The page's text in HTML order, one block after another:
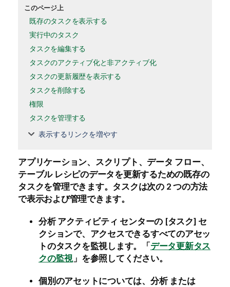
このページ上
既存のタスクを表示する
実行中のタスク
タスクを編集する
タスクのアクティブ化と非アクティブ化
タスクの更新履歴を表示する
タスクを削除する
権限
タスクを管理する
表示するリンクを増やす
アプリケーション、スクリプト、データ フロー、
テーブル レシピのデータを更新するための既存の
タスクを管理できます。タスクは次の 2 つの方法
で表示および管理できます。
分析アクティビティ センターの [タスク] セ
クションで、アクセスできるすべてのアセッ
トのタスクを監視します。「 データ更新タス
クの監視」を参照してください。
個別のアセットについては、 分析または